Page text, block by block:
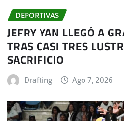
DEPORTIVAS
JEFRY YAN LLEGÓ A
TRAS CASI TRES
SACRIFICIO
Drafting Ago 7, 2026